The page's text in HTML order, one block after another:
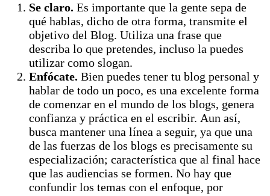
Se claro. Es importante que la gente sepa de
qué hablas, dicho de otra forma, transmite el
objetivo del Blog. Utiliza una frase que
describa lo que pretendes, incluso la puedes
utilizar como slogan.
Enfócate. Bien puedes tener tu blog personal y
hablar de todo un poco, es una excelente forma
de comenzar en el mundo de los blogs, genera
confianza y práctica en el escribir. Aun así,
busca mantener una línea a seguir, ya que una
de las fuerzas de los blogs es precisamente su
especialización; característica que al final hace
que las audiencias se formen. No hay que
confundir los temas con el enfoque, por